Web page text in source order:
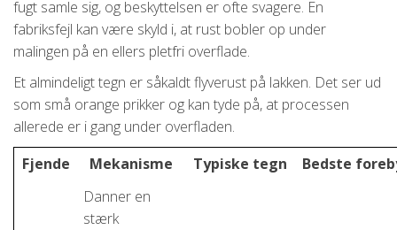
fugt samle sig, og beskyttelsen er ofte svagere. En
fabriksfejl kan være skyld i, at rust bobler op under
malingen på en ellers pletfri overflade.
Et almindeligt tegn er såkaldt flyverust på lakken. Det ser ud
som små orange prikker og kan tyde på, at processen
allerede er i gang under overfladen.
Fjende
Mekanisme Typiske tegn Bedste
Danner en
stærk